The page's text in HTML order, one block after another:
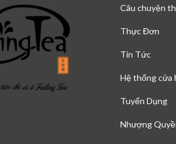
Câu chuyện
Thực Đơn
Tin Tức
Hệ thống cửa
Tuyển Dụng
Nhượng